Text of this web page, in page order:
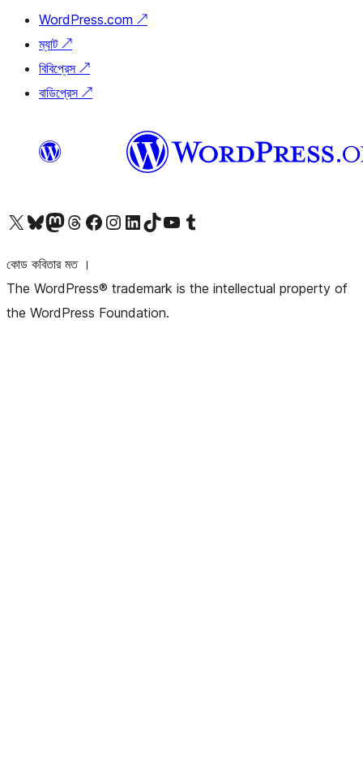
WordPress.com ↗
ম্যাট ↗
বিবিপ্রেস ↗
বাডিপ্রেস ↗
আমাদের X (আগের টুইটার) অ্যাকাউন্টে যানআমাদের Bluesky অ্যাকাউন্টটি দেখুনআমাদের মাস্টোডন অ্যাকাউন্টটি দেখুনআমাদের থ্রেডস অ্যাকাউন্টটি দেখুনআমাদের ফেসবুক পেজ দেখুনআমাদের ইন্সটাগ্রাম অ্যাকাউন্ট দেখুনআমাদের লিঙ্কডইন অ্যাকাউন্টে যানআমাদের TikTok অ্যাকাউন্টটি দেখুনআমাদের ইউটিউব চ্যানেলে যান আমাদের টাম্বলার অ্যাকাউন্ট দেখুন
কোড কবিতার মত ।
The WordPress® trademark is the intellectual property of
the WordPress Foundation.